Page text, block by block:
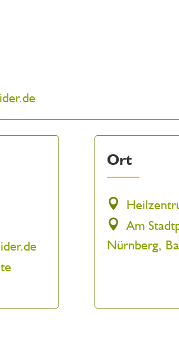
Ort
Am
Nürnberg,